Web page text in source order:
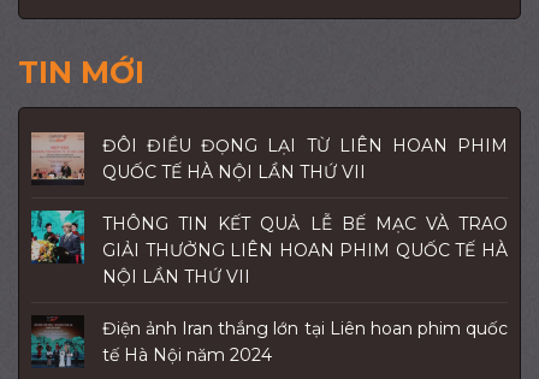
TIN MỚI
ĐÔI ĐIỀU ĐỌNG LẠI TỪ LIÊN HOAN PHIM
QUỐC TẾ HÀ NỘI LẦN THỨ VII
THÔNG TIN KẾT QUẢ LỄ BẾ MẠC VÀ TRAO
GIẢI THƯỞNG LIÊN HOAN PHIM QUỐC TẾ HÀ
NỘI LẦN THỨ VII
Điện ảnh Iran thắng lớn tại Liên hoan phim quốc
tế Hà Nội năm 2024